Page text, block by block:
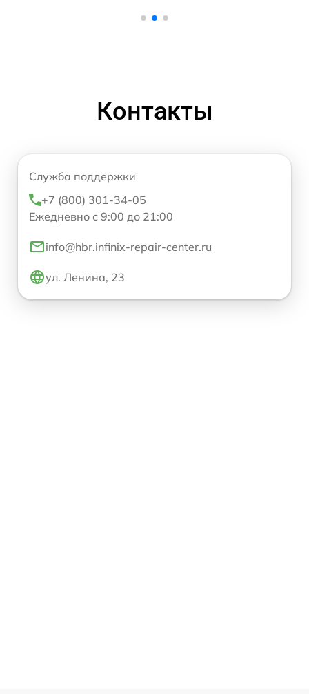
Контакты
Служба поддержки
+7 (800) 301-34-05
Ежедневно с 9:00 до 21:00
info@hbr.infinix-repair-center.ru
ул. Ленина, 23